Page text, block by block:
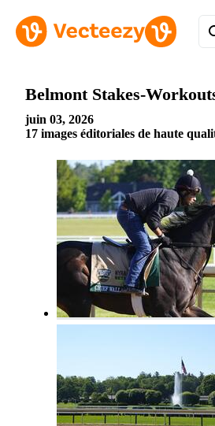
Belmont Stakes-
juin 03, 2026
17 images éditoriales de haute